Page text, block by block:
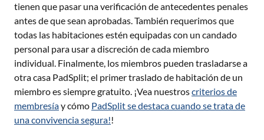
tienen que pasar una verificación de antecedentes penales
antes de que sean aprobadas. También requerimos que
todas las habitaciones estén equipadas con un candado
personal para usar a discreción de cada miembro
individual. Finalmente, los miembros pueden trasladarse a
otra casa PadSplit; el primer traslado de habitación de un
miembro es siempre gratuito. ¡Vea nuestroscriterios de
membresíay cómo PadSplit se destaca cuando se trata de
una convivencia segura!!